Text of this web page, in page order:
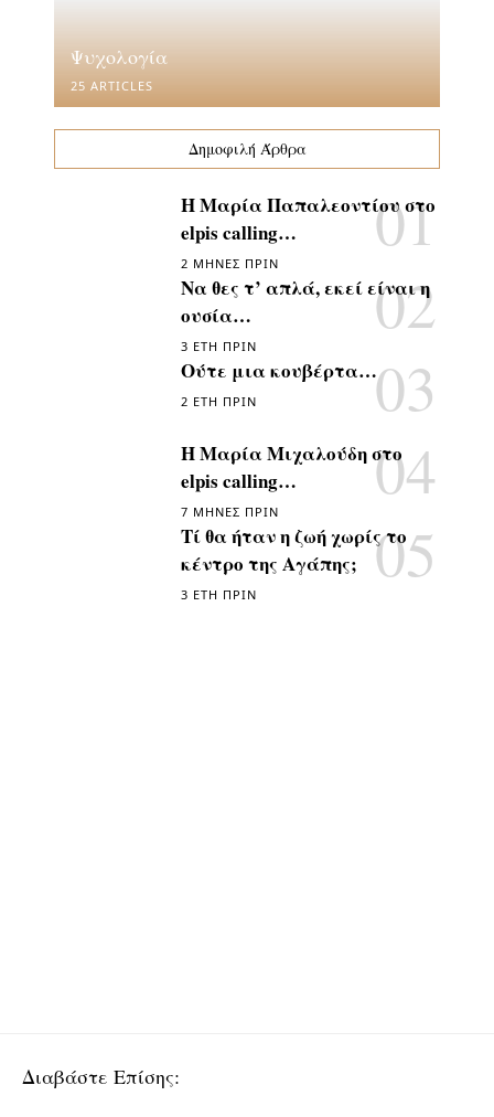
Ψυχολογία
25 ARTICLES
Δημοφιλή Άρθρα
Η Μαρία Παπαλεοντίου στο
elpis calling…
2 ΜΉΝΕΣ ΠΡΙΝ
Να θες τ’ απλά, εκεί είναι η
ουσία…
3 ΈΤΗ ΠΡΙΝ
Ούτε μια κουβέρτα…
2 ΈΤΗ ΠΡΙΝ
Η Μαρία Μιχαλούδη στο
elpis calling…
7 ΜΉΝΕΣ ΠΡΙΝ
Τί θα ήταν η ζωή χωρίς το
κέντρο της Αγάπης;
3 ΈΤΗ ΠΡΙΝ
Διαβάστε Επίσης: